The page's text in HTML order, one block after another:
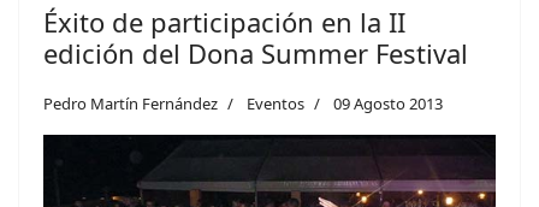
Éxito de participación en la II
edición del Dona Summer Festival
Pedro Martín Fernández Eventos 09 Agosto 2013